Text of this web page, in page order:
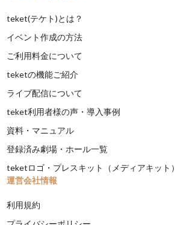
teket(テケト)とは？
イベント作成の方法
ご利用料金について
teketの機能ご紹介
ライブ配信について
teket利用者様の声・導入事例
資料・マニュアル
登録済み劇場・ホール一覧
teketロゴ・プレスキット（メディアキット）
運営会社情報
利用規約